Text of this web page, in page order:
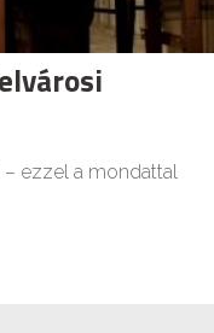
– ezzel a mondattal